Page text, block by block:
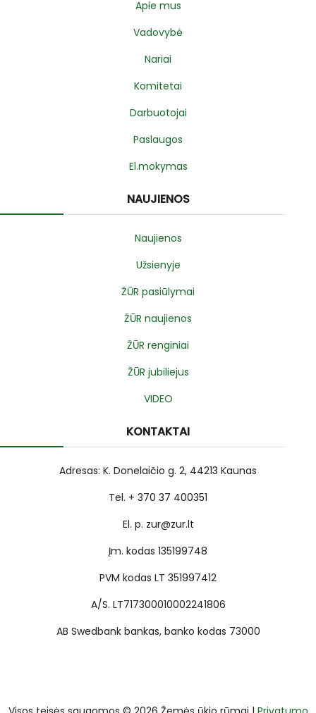
Apie mus
Vadovybė
Nariai
Komitetai
Darbuotojai
Paslaugos
El.mokymas
NAUJIENOS
Naujienos
Užsienyje
ŽŪR pasiūlymai
ŽŪR naujienos
ŽŪR renginiai
ŽŪR jubiliejus
VIDEO
KONTAKTAI
Adresas: K. Donelaičio g. 2, 44213 Kaunas
Tel. + 370 37 400351
El. p. zur@zur.lt
Įm. kodas 135199748
PVM kodas LT 351997412
A/S. LT717300010002241806
AB Swedbank bankas, banko kodas 73000